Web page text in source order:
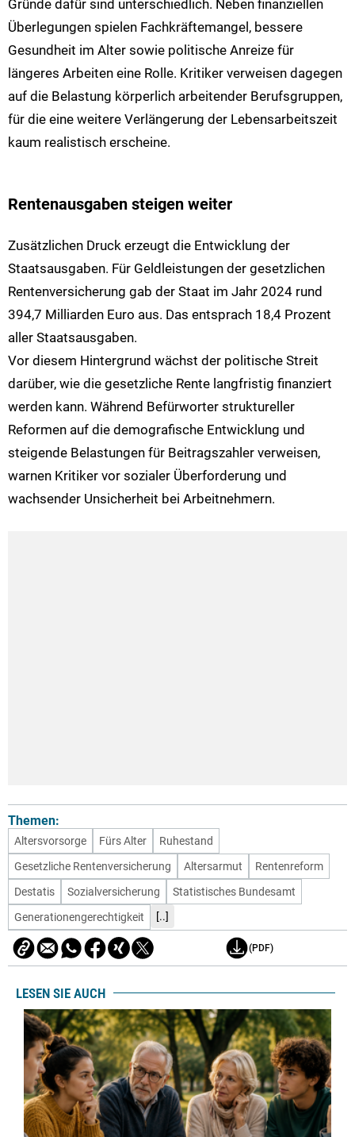
Gründe dafür sind unterschiedlich. Neben finanziellen
Überlegungen spielen Fachkräftemangel, bessere
Gesundheit im Alter sowie politische Anreize für
längeres Arbeiten eine Rolle. Kritiker verweisen dagegen
auf die Belastung körperlich arbeitender Berufsgruppen,
für die eine weitere Verlängerung der Lebensarbeitszeit
kaum realistisch erscheine.
Rentenausgaben steigen weiter
Zusätzlichen Druck erzeugt die Entwicklung der
Staatsausgaben. Für Geldleistungen der gesetzlichen
Rentenversicherung gab der Staat im Jahr 2024 rund
394,7 Milliarden Euro aus. Das entsprach 18,4 Prozent
aller Staatsausgaben.
Vor diesem Hintergrund wächst der politische Streit
darüber, wie die gesetzliche Rente langfristig finanziert
werden kann. Während Befürworter struktureller
Reformen auf die demografische Entwicklung und
steigende Belastungen für Beitragszahler verweisen,
warnen Kritiker vor sozialer Überforderung und
wachsender Unsicherheit bei Arbeitnehmern.
Themen:
Altersvorsorge Fürs Alter
Ruhestand
Gesetzliche Rentenversicherung
Altersarmut
Rentenreform
Destatis
Sozialversicherung
Statistisches Bundesamt
Generationengerechtigkeit
[..]
(PDF)
LESEN SIE AUCH